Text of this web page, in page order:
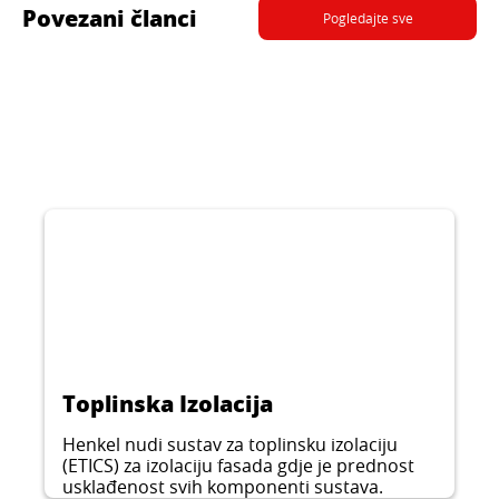
Povezani članci Pogledajte sve
Toplinska Izolacija
Henkel nudi sustav za toplinsku izolaciju
(ETICS) za izolaciju fasada gdje je prednost
usklađenost svih komponenti sustava.